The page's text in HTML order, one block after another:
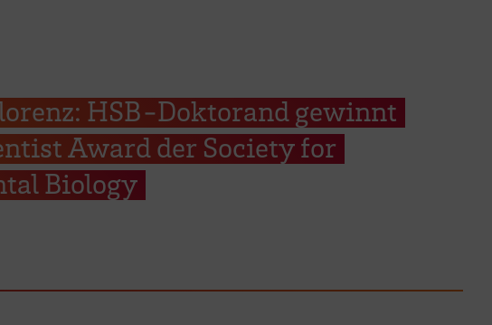
HSB-Doktorand gewinnt
Award der Society for
Biology